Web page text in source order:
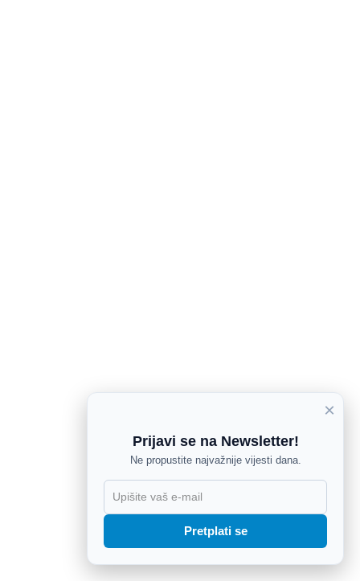
×
Prijavi se na Newsletter!
Ne propustite najvažnije vijesti dana.
Pretplati se